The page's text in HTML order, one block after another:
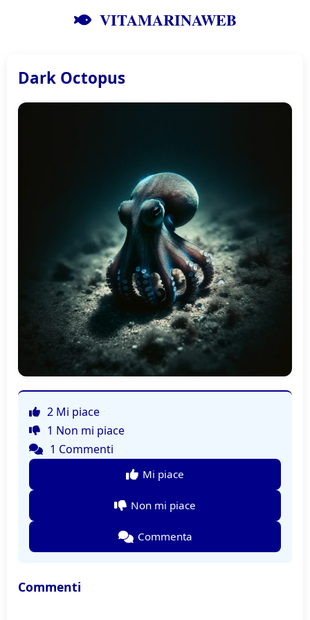
VITAMARINAWEB
Dark Octopus
2 Mi piace
1 Non mi piace
1 Commenti
Mi piace
Non mi piace
Commenta
Commenti